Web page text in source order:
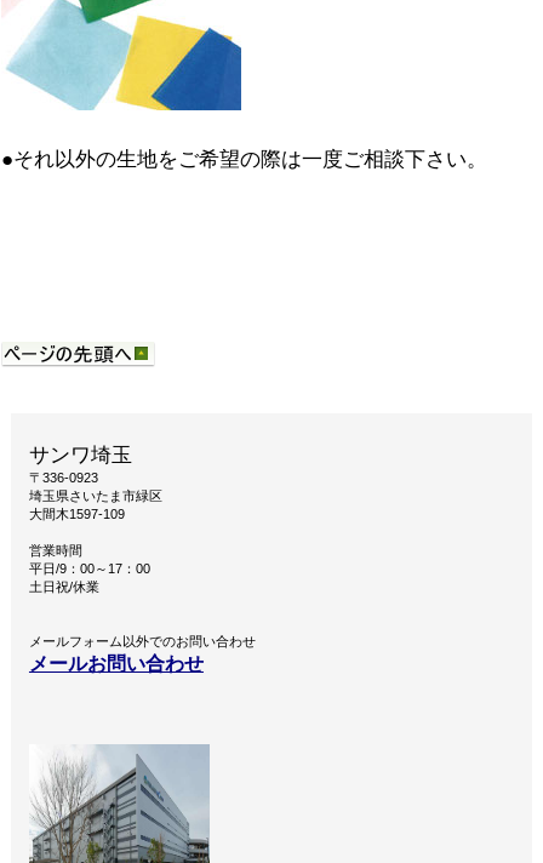
●それ以外の生地をご希望の際は一度ご相談下さい。
サンワ埼玉
〒336-0923
埼玉県さいたま市緑区
大間木1597-109
営業時間
平日/9：00～17：00
土日祝/休業
メールフォーム以外でのお問い合わせ
メールお問い合わせ